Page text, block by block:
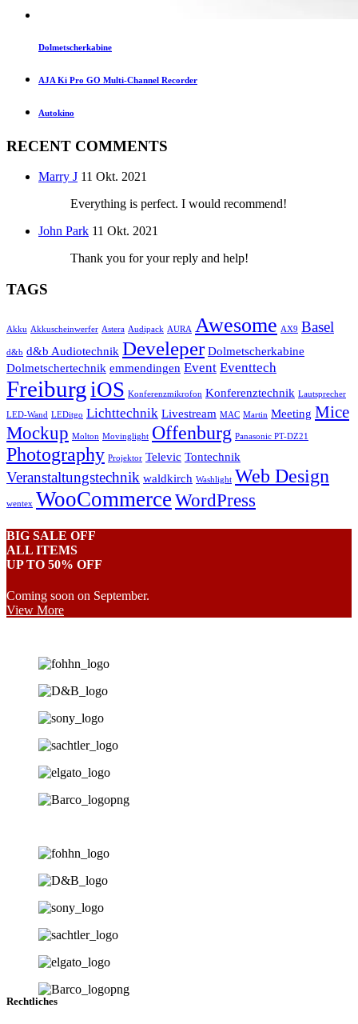
Dolmetscherkabine
AJA Ki Pro GO Multi-Channel Recorder
Autokino
RECENT COMMENTS
Marry J 11 Okt. 2021
Everything is perfect. I would recommend!
John Park 11 Okt. 2021
Thank you for your reply and help!
TAGS
Akku Akkuscheinwerfer Astera Audipack AURA Awesome AX9 Basel
d&b d&b Audiotechnik Develeper Dolmetscherkabine
Dolmetschertechnik emmendingen Event Eventtech
Freiburg iOS Konferenzmikrofon Konferenztechnik Lautsprecher
LED-Wand LEDitgo Lichttechnik Livestream MAC Martin Meeting Mice
Mockup Molton Movinglight Offenburg Panasonic PT-DZ21
Photography Projektor Televic Tontechnik
Veranstaltungstechnik waldkirch Washlight Web Design
wentex WooCommerce WordPress
BIG SALE OFF
ALL ITEMS
UP TO 50% OFF
Coming soon on September.
View More
Rechtliches